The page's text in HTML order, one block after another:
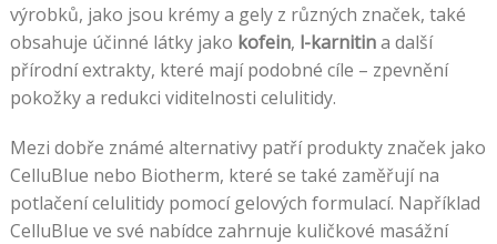
výrobků, jako jsou krémy a gely z různých značek, také
obsahuje účinné látky jako kofein, l-karnitina další
přírodní extrakty, které mají podobné cíle – zpevnění
pokožky a redukci viditelnosti celulitidy.
Mezi dobře známé alternativy patří produkty značek jako
CelluBlue nebo Biotherm, které se také zaměřují na
potlačení celulitidy pomocí gelových formulací. Například
CelluBlue ve své nabídce zahrnuje kuličkové masážní